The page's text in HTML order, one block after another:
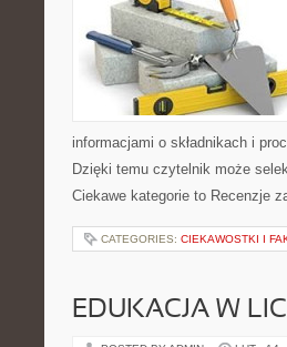
informacjami o składnikach i
Dzięki temu czytelnik może
Ciekawe kategorie to Recenzje
CATEGORIES: CIEKAWOSTKI I
EDUKACJA W